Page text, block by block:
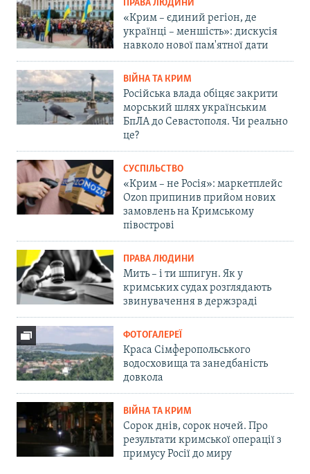
ПРАВА ЛЮДИНИ
«Крим – єдиний регіон, де
українці – меншість»: дискусія
навколо нової пам'ятної дати
ВІЙНА ТА КРИМ
Російська влада обіцяє закрити
морський шлях українським
БпЛА до Севастополя. Чи реально
це?
СУСПІЛЬСТВО
«Крим – не Росія»: маркетплейс
Ozon припинив прийом нових
замовлень на Кримському
півострові
ПРАВА ЛЮДИНИ
Мить – і ти шпигун. Як у
кримських судах розглядають
звинувачення в держзраді
ФОТОГАЛЕРЕЇ
Краса Сімферопольського
водосховища та занедбаність
довкола
ВІЙНА ТА КРИМ
Сорок днів, сорок ночей. Про
результати кримської операції з
примусу Росії до миру